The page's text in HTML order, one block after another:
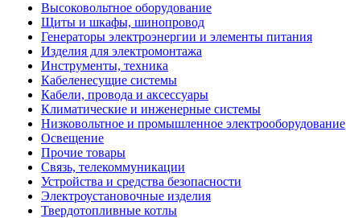
Высоковольтное оборудование
Щиты и шкафы, шинопровод
Генераторы электроэнергии и элементы питания
Изделия для электромонтажа
Инструменты, техника
Кабеленесущие системы
Кабели, провода и аксессуары
Климатические и инженерные системы
Низковольтное и промышленное электрооборудование
Освещение
Прочие товары
Связь, телекоммуникации
Устройства и средства безопасности
Электроустановочные изделия
Твердотопливные котлы